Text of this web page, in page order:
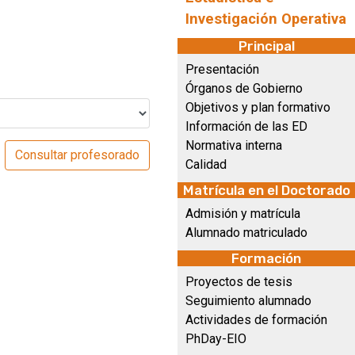
Investigación Operativa
Principal
Presentación
Órganos de Gobierno
Objetivos y plan formativo
Información de las ED
Normativa interna
Calidad
Matrícula en el Doctorado
Admisión y matrícula
Alumnado matriculado
Formación
Proyectos de tesis
Seguimiento alumnado
Actividades de formación
PhDay-EIO